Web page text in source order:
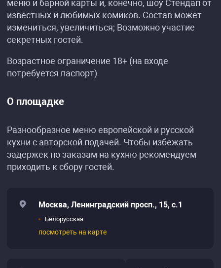
меню и барной карты и, конечно, шоу Стендап от
известных и любимых комиков. Состав может
измениться, увеличиться; Возможно участие
секретных гостей.
Возрастное ограничение 18+ (на входе
потребуется паспорт)
О площадке
Разнообразное меню европейской и русской
кухни с авторской подачей. Чтобы избежать
задержек по заказам на кухню рекомендуем
приходить к сбору гостей.
Москва, Ленинградский просп., 15, с.1
Белорусская
посмотреть на карте